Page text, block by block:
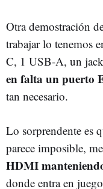
Otra demostración
trabajar lo tenemos
C, 1 USB-A, un
en falta un puerto
tan necesario.
Lo sorprendente es
parece imposible,
HDMI
donde entra en